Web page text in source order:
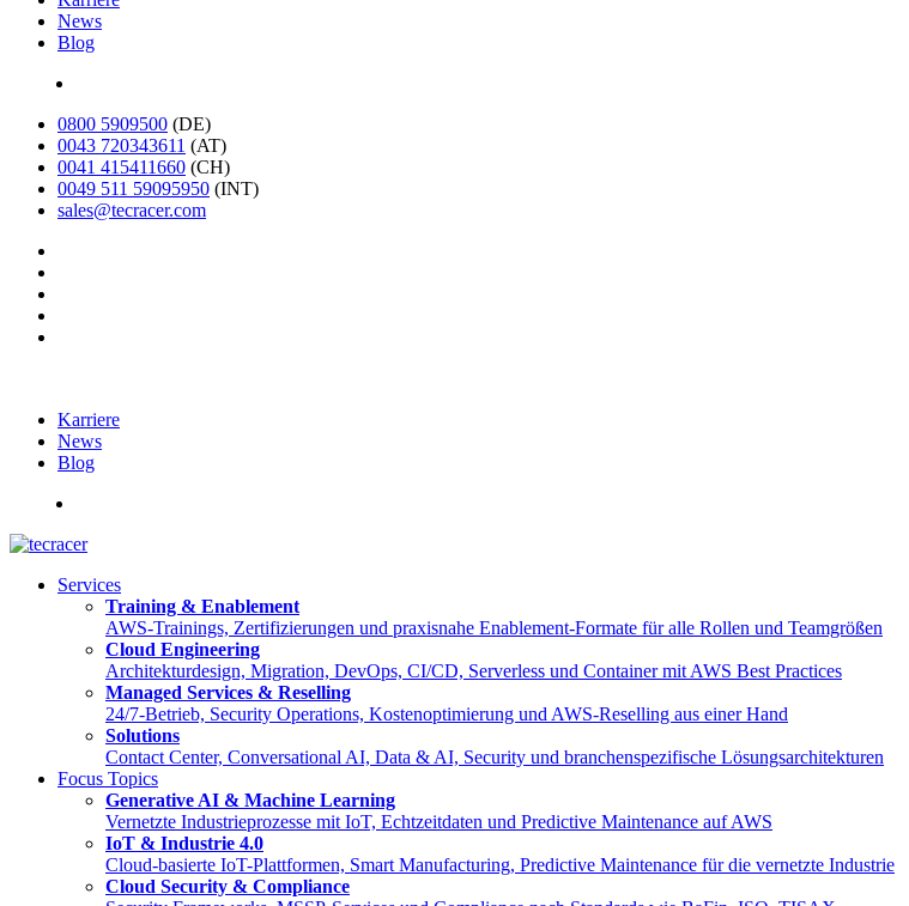
News
Blog
0800 5909500 (DE)
0043 720343611 (AT)
0041 415411660 (CH)
0049 511 59095950 (INT)
sales@tecracer.com
Karriere
News
Blog
Services
Training & Enablement
AWS-Trainings, Zertifizierungen und praxisnahe Enablement-Formate für alle Rollen und Teamgrößen
Cloud Engineering
Architekturdesign, Migration, DevOps, CI/CD, Serverless und Container mit AWS Best Practices
Managed Services & Reselling
24/7-Betrieb, Security Operations, Kostenoptimierung und AWS-Reselling aus einer Hand
Solutions
Contact Center, Conversational AI, Data & AI, Security und branchenspezifische Lösungsarchitekturen
Focus Topics
Generative AI & Machine Learning
Vernetzte Industrieprozesse mit IoT, Echtzeitdaten und Predictive Maintenance auf AWS
IoT & Industrie 4.0
Cloud-basierte IoT-Plattformen, Smart Manufacturing, Predictive Maintenance für die vernetzte Industrie
Cloud Security & Compliance